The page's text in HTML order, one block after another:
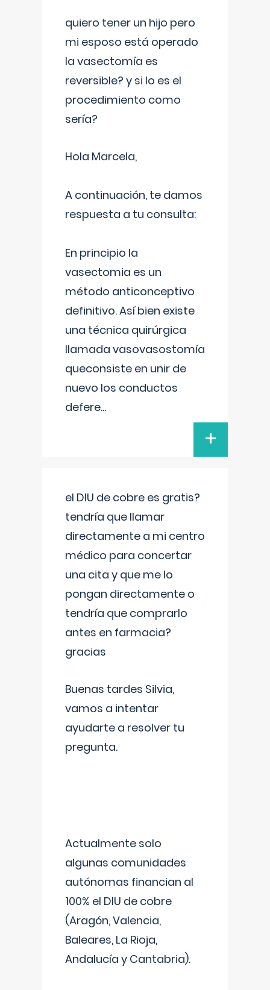
quiero tener un hijo pero
mi esposo está operado
la vasectomía es
reversible? y si lo es el
procedimiento como
sería?
Hola Marcela,
A continuación, te damos
respuesta a tu consulta:
En principio la
vasectomia es un
método anticonceptivo
definitivo. Así bien existe
una técnica quirúrgica
llamada vasovasostomía
queconsiste en unir de
nuevo los conductos
defere...
+
el DIU de cobre es gratis?
tendría que llamar
directamente a mi centro
médico para concertar
una cita y que me lo
pongan directamente o
tendría que comprarlo
antes en farmacia?
gracias
Buenas tardes Silvia,
vamos a intentar
ayudarte a resolver tu
pregunta.
Actualmente solo
algunas comunidades
autónomas financian al
100% el DIU de cobre
(Aragón, Valencia,
Baleares, La Rioja,
Andalucía y Cantabria).